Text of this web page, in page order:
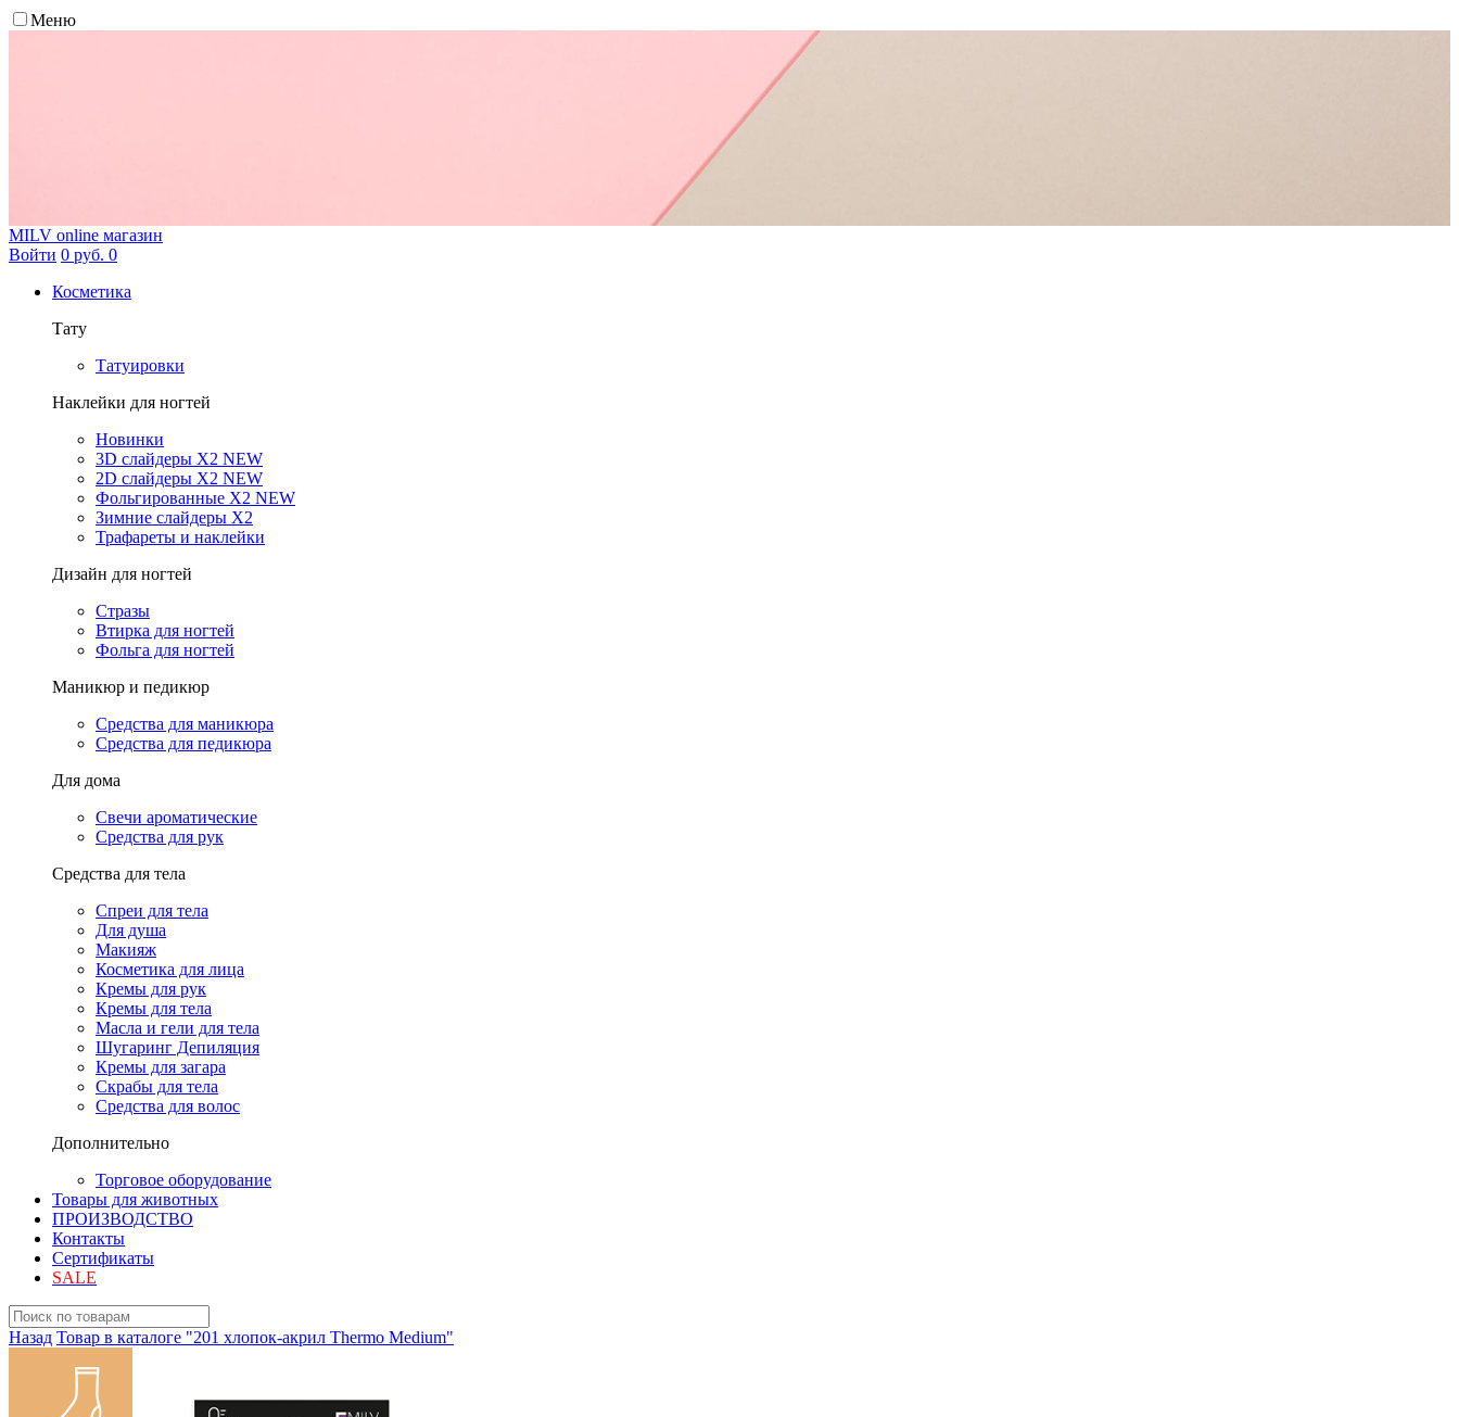
Меню
MILV online магазин
Войти 0 руб. 0
Косметика
Тату
Татуировки
Наклейки для ногтей
Новинки
3D слайдеры X2 NEW
2D слайдеры X2 NEW
Фольгированные X2 NEW
Зимние слайдеры Х2
Трафареты и наклейки
Дизайн для ногтей
Стразы
Втирка для ногтей
Фольга для ногтей
Маникюр и педикюр
Средства для маникюра
Средства для педикюра
Для дома
Свечи ароматические
Средства для рук
Средства для тела
Спреи для тела
Для душа
Макияж
Косметика для лица
Кремы для рук
Кремы для тела
Масла и гели для тела
Шугаринг Депиляция
Кремы для загара
Скрабы для тела
Средства для волос
Дополнительно
Торговое оборудование
Товары для животных
ПРОИЗВОДСТВО
Контакты
Сертификаты
SALE
Назад Товар в каталоге "201 хлопок-акрил Thermo Medium"